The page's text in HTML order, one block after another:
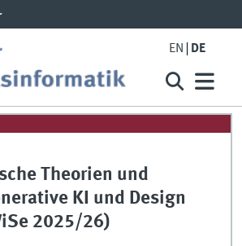
EN DE
Theorien und
KI und Design
2025/26)